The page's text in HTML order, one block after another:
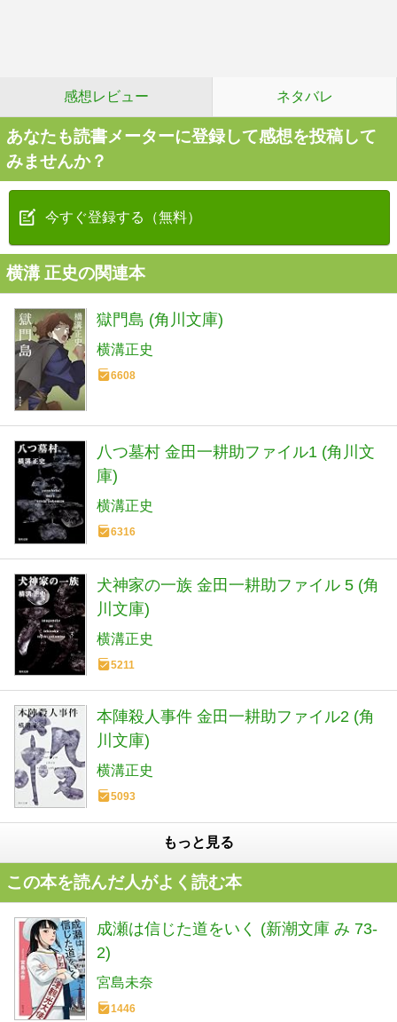
感想レビュー ネタバレ
あなたも読書メーターに登録して感想を投稿して
みませんか？
今すぐ登録する（無料）
横溝 正史の関連本
獄門島 (角川文庫)
横溝正史
6608
八つ墓村 金田一耕助ファイル1 (角川文
庫)
横溝正史
6316
犬神家の一族 金田一耕助ファイル 5 (角
川文庫)
横溝正史
5211
本陣殺人事件 金田一耕助ファイル2 (角
川文庫)
横溝正史
5093
もっと見る
この本を読んだ人がよく読む本
成瀬は信じた道をいく (新潮文庫 み 73-
2)
宮島未奈
1446